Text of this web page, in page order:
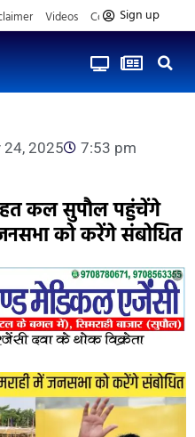
Videos Contact us
Sign up
24, 2025
7:53 pm
तहत कल सुपौल पहुंचेंगे
को करेंगे संबोधित